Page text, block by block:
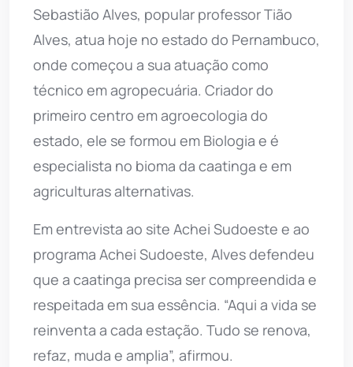
Sebastião Alves, popular professor Tião
Alves, atua hoje no estado do Pernambuco,
onde começou a sua atuação como
técnico em agropecuária. Criador do
primeiro centro em agroecologia do
estado, ele se formou em Biologia e é
especialista no bioma da caatinga e em
agriculturas alternativas.
Em entrevista ao site Achei Sudoeste e ao
programa Achei Sudoeste, Alves defendeu
que a caatinga precisa ser compreendida e
respeitada em sua essência. “Aqui a vida se
reinventa a cada estação. Tudo se renova,
refaz, muda e amplia”, afirmou.